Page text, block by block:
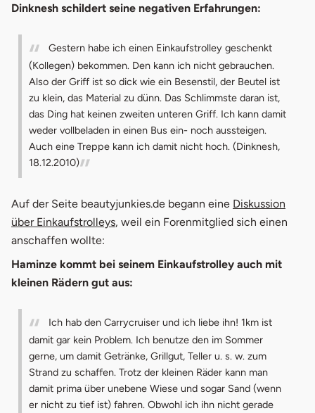
Dinknesh schildert seine negativen Erfahrungen:
Gestern habe ich einen Einkaufstrolley geschenkt
(Kollegen) bekommen. Den kann ich nicht gebrauchen.
Also der Griff ist so dick wie ein Besenstil, der Beutel ist
zu klein, das Material zu dünn. Das Schlimmste daran ist,
das Ding hat keinen zweiten unteren Griff. Ich kann damit
weder vollbeladen in einen Bus ein- noch aussteigen.
Auch eine Treppe kann ich damit nicht hoch. (Dinknesh,
18.12.2010)
Auf der Seite beautyjunkies.de begann eine Diskussion
über Einkaufstrolleysöffnet in neuem Fenster
, weil ein Forenmitglied sich einen
anschaffen wollte:
Haminze kommt bei seinem Einkaufstrolley auch mit
kleinen Rädern gut aus:
Ich hab den Carrycruiser und ich liebe ihn! 1km ist
damit gar kein Problem. Ich benutze den im Sommer
gerne, um damit Getränke, Grillgut, Teller u. s. w. zum
Strand zu schaffen. Trotz der kleinen Räder kann man
damit prima über unebene Wiese und sogar Sand (wenn
er nicht zu tief ist) fahren. Obwohl ich ihn nicht gerade